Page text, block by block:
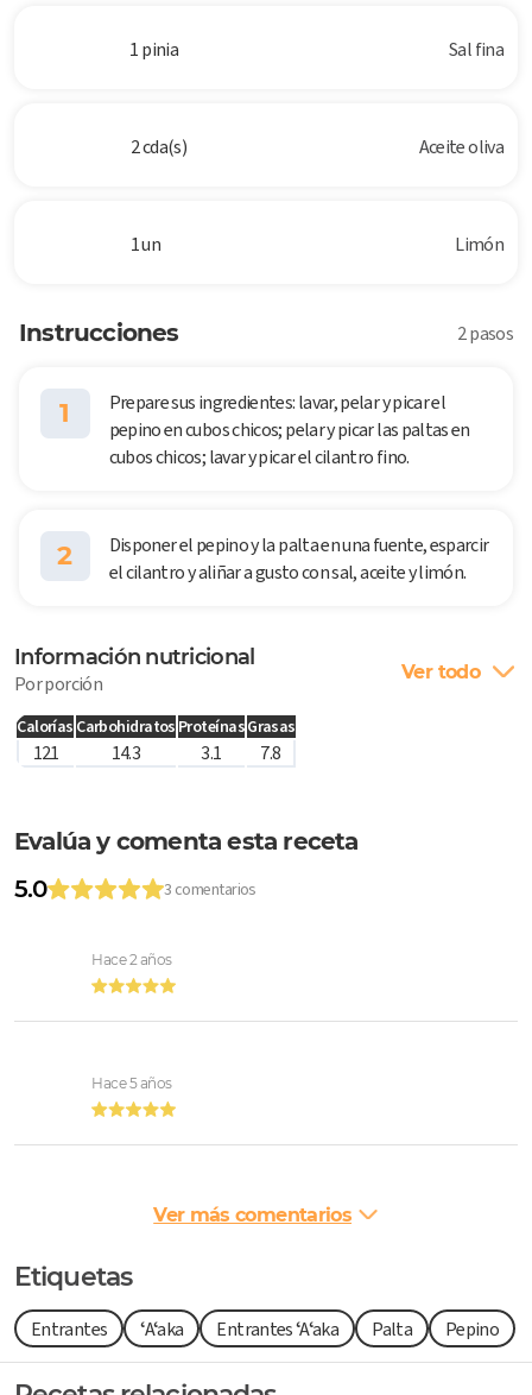
1 pinia Sal fina
2 cda(s) Aceite oliva
1 un Limón
Instrucciones 2 pasos
1
Prepare sus ingredientes: lavar, pelar y picar el
pepino en cubos chicos; pelar y picar las paltas en
cubos chicos; lavar y picar el cilantro fino.
2
Disponer el pepino y la palta en una fuente, esparcir
el cilantro y aliñar a gusto con sal, aceite y limón.
Información nutricional
Por porción Ver todo
Calorías Carbohidratos ProteínasGrasas
121 14.3 3.1 7.8
Evalúa y comenta esta receta
5.0
3 comentarios
Hace 2 años
Hace 5 años
Ver más comentarios
Etiquetas
Entrantes ʻAʻaka Entrantes ʻAʻaka Palta Pepino